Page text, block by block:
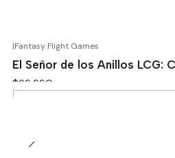
|Fantasy Flight Games
El Señor de los Anillos LCG:
$69.990